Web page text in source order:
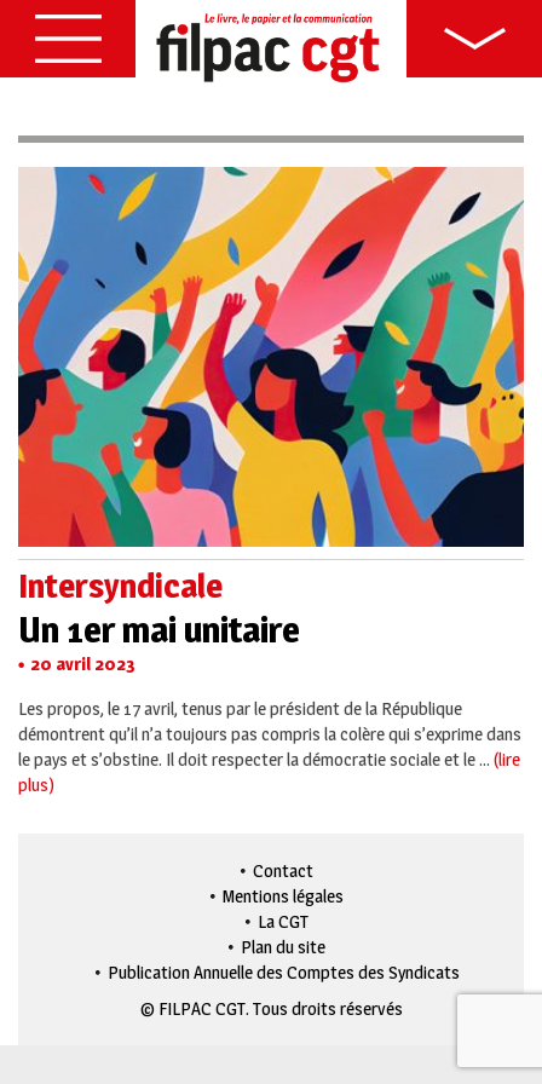
Intersyndicale
Un 1er mai unitaire
20 avril 2023
Les propos, le 17 avril, tenus par le président de la République
démontrent qu’il n’a toujours pas compris la colère qui s’exprime dans
le pays et s’obstine. Il doit respecter la démocratie sociale et le ... (lire
plus)
Contact
Mentions légales
La CGT
Plan du site
Publication Annuelle des Comptes des Syndicats
© FILPAC CGT. Tous droits réservés